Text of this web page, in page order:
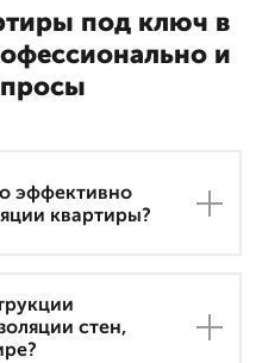
под ключ в
и
эффективно
квартиры?
стен,